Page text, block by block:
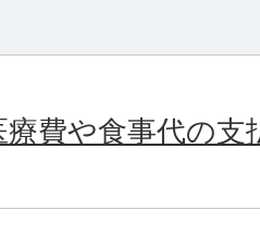
療費や食事代の